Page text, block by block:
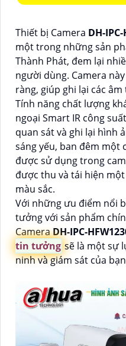
Thiết bị Camera DH-
một trong những sản
Thành Phát, đem lại
người dùng. Camera
ràng, giúp ghi lại các
Tính năng chất lượng
ngoại Smart IR công
quan sát và ghi lại hình
sáng yếu, ban đêm một
được sử dụng trong
được thu và tái hiện
màu sắc.
Với những ưu điểm nổi
tưởng với sản phẩm
CameraDH-IPC-
tin tưởng sẽ là một sự
ninh và giám sát của